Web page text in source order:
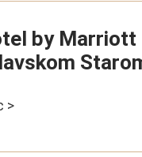
by Marriott
>